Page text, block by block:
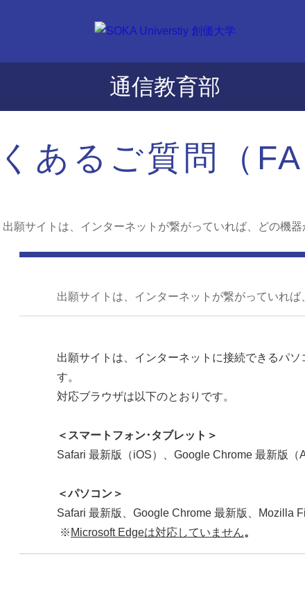
通信教育部
あるご質問（
出願サイトは、インターネットが繋がっていれば、どの機器
出願サイトは、インターネットが繋がっていれば
出願サイトは、インターネットに接続できるパ
す。
対応ブラウザは以下のとおりです。
＜スマートフォン･タブレット＞
Safari 最新版（iOS）、Google Chrome 最新版（
＜パソコン＞
Safari 最新版、Google Chrome 最新版、Mozilla
※ Microsoft Edgeは対応していません。